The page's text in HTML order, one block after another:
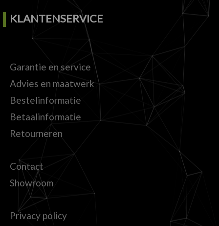
KLANTENSERVICE
Garantie en service
Advies en maatwerk
Bestelinformatie
Betaalinformatie
Retourneren
Contact
Showroom
Privacy policy